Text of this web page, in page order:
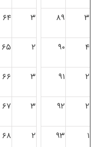
۳ ۸۹ ۳ ۶۴
۴ ۹۰ ۲ ۶۵
۲ ۹۱ ۳ ۶۶
۲ ۹۲ ۳ ۶۷
۱ ۹۳ ۲ ۶۸